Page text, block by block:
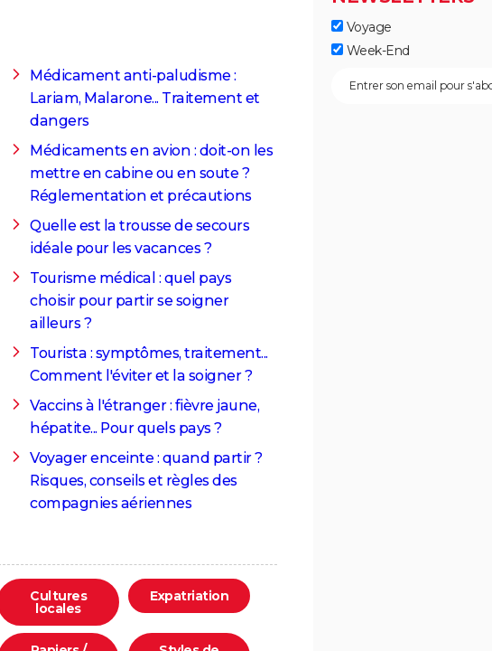
Médicament anti-paludisme :
Lariam, Malarone... Traitement et
dangers
Médicaments en avion : doit-on les
mettre en cabine ou en soute ?
Réglementation et précautions
Quelle est la trousse de secours
idéale pour les vacances ?
Tourisme médical : quel pays
choisir pour partir se soigner
ailleurs ?
Tourista : symptômes, traitement...
Comment l'éviter et la soigner ?
Vaccins à l'étranger : fièvre jaune,
hépatite... Pour quels pays ?
Voyager enceinte : quand partir ?
Risques, conseils et règles des
compagnies aériennes
Cultures
locales
Expatriation
Voyage
Week-End